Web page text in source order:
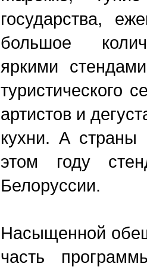
государства,
большое
яркими
туристического
артистов и
кухни. А
этом году
Белоруссии.
Насыщенной
часть